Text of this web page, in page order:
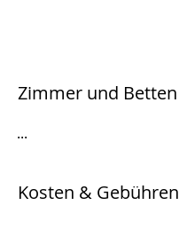
Zimmer und Betten
...
Kosten & Gebühren